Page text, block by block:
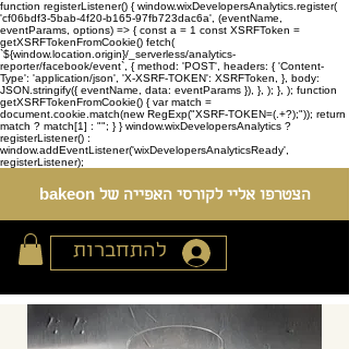
function registerListener() { window.wixDevelopersAnalytics.register(
'cf06bdf3-5bab-4f20-b165-97fb723dac6a', (eventName,
eventParams, options) => { const a = 1 const XSRFToken =
getXSRFTokenFromCookie() fetch(
`${window.location.origin}/_serverless/analytics-
reporter/facebook/event`, { method: 'POST', headers: { 'Content-
Type': 'application/json', 'X-XSRF-TOKEN': XSRFToken, }, body:
JSON.stringify({ eventName, data: eventParams }), }, ); }, ); function
getXSRFTokenFromCookie() { var match =
document.cookie.match(new RegExp("XSRF-TOKEN=(.+?);")); return
match ? match[1] : ""; } } window.wixDevelopersAnalytics ?
registerListener() :
window.addEventListener('wixDevelopersAnalyticsReady',
registerListener);
הצטרפו אליי לקורסי האפייה של bakeon
להתחברות